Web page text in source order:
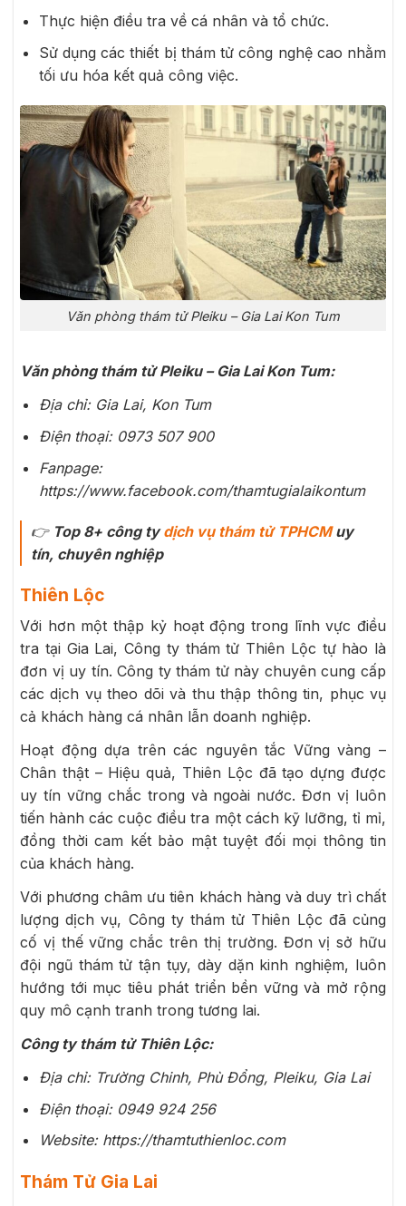
Thực hiện điều tra về cá nhân và tổ chức.
Sử dụng các thiết bị thám tử công nghệ cao nhằm
tối ưu hóa kết quả công việc.
Văn phòng thám tử Pleiku – Gia Lai Kon Tum
Văn phòng thám tử Pleiku – Gia Lai Kon Tum:
Địa chỉ: Gia Lai, Kon Tum
Điện thoại: 0973 507 900
Fanpage:
https://www.facebook.com/thamtugialaikontum
👉Top 8+ công tydịch vụ thám tử TPHCMuy
tín, chuyên nghiệp
Thiên Lộc
Với hơn một thập kỷ hoạt động trong lĩnh vực điều
tra tại Gia Lai, Công ty thám tử Thiên Lộc tự hào là
đơn vị uy tín. Công ty thám tử này chuyên cung cấp
các dịch vụ theo dõi và thu thập thông tin, phục vụ
cả khách hàng cá nhân lẫn doanh nghiệp.
Hoạt động dựa trên các nguyên tắc Vững vàng –
Chân thật – Hiệu quả, Thiên Lộc đã tạo dựng được
uy tín vững chắc trong và ngoài nước. Đơn vị luôn
tiến hành các cuộc điều tra một cách kỹ lưỡng, tỉ mỉ,
đồng thời cam kết bảo mật tuyệt đối mọi thông tin
của khách hàng.
Với phương châm ưu tiên khách hàng và duy trì chất
lượng dịch vụ, Công ty thám tử Thiên Lộc đã củng
cố vị thế vững chắc trên thị trường. Đơn vị sở hữu
đội ngũ thám tử tận tụy, dày dặn kinh nghiệm, luôn
hướng tới mục tiêu phát triển bền vững và mở rộng
quy mô cạnh tranh trong tương lai.
Công ty thám tử Thiên Lộc:
Địa chỉ: Trường Chinh, Phù Đổng, Pleiku, Gia Lai
Điện thoại: 0949 924 256
Website: https://thamtuthienloc.com
Thám Tử Gia Lai